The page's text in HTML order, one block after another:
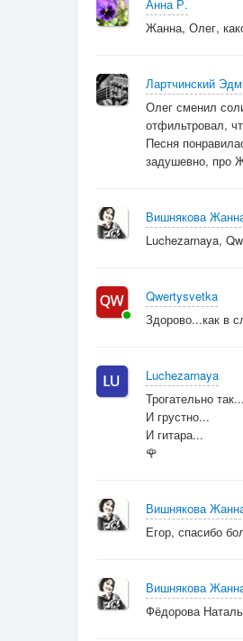
Анна Р.
Жанна, Олег,
Лартчинский
Олег сменил
отфильтровал,
Песня
задушевно, про
Вишнякова
Luchezarnaya,
Qwertysvetka
Здорово...как в
Luchezarnaya
Трогательно так...
И грустно...
И гитара...
🌹
Вишнякова
Егор, спасибо
Вишнякова
Фёдорова